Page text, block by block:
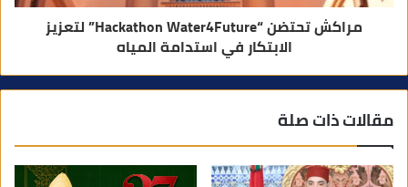
مراكش تحتضن “Hackathon Water4Future” لتعزيز
الابتكار في استدامة المياه
مقالات ذات صلة